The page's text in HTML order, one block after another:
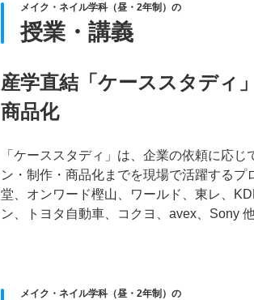
メイク・ネイル学科（昼・2年制）の
授業・講義
産学直結「ケーススタディ
商品化
「ケーススタディ」は、企業の依頼に応
ン・制作・商品化までを現場で活躍する
堂、オンワード樫山、ワールド、東レ、
ン、トヨタ自動車、コクヨ、avex、Sony
メイク・ネイル学科（昼・2年制）の